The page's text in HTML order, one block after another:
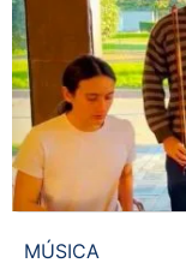
MÚSICA